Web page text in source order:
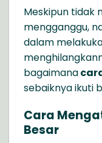
Meskipun tidak
mengganggu,
dalam
bagaimana
sebaiknya ikuti
Cara
Besar